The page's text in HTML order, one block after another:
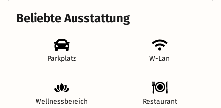
Beliebte Ausstattung
Parkplatz W-Lan
Wellnessbereich Restaurant